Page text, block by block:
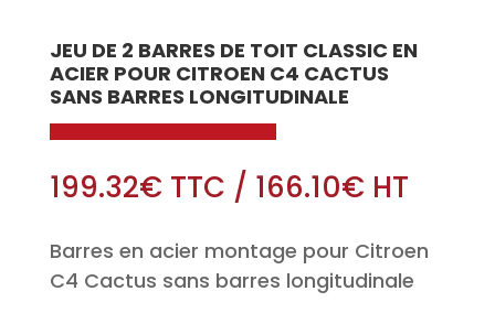
JEU DE 2 BARRES DE TOIT CLASSIC EN
ACIER POUR CITROEN C4 CACTUS
SANS BARRES LONGITUDINALE
199.32€TTC / 166.10€HT
Barres en acier montage pour Citroen
C4 Cactus sans barres longitudinale